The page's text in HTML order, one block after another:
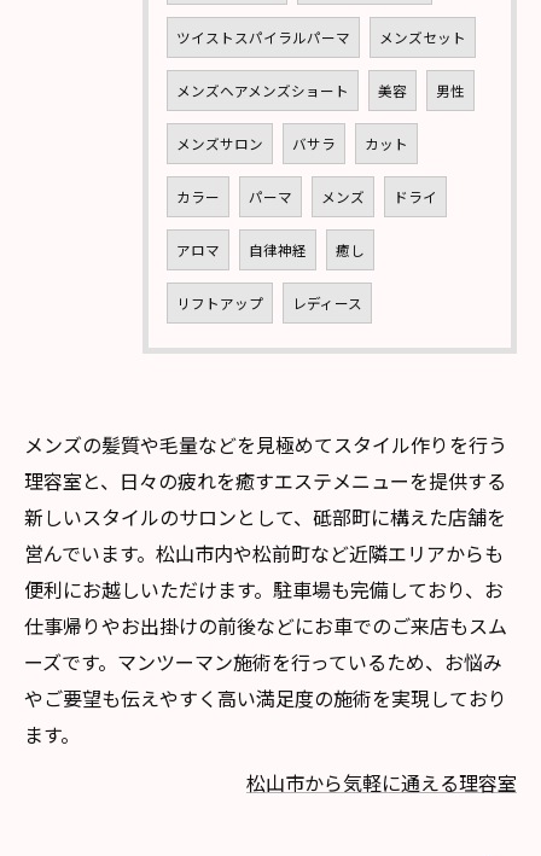
ツイストスパイラルパーマ メンズセット
メンズヘアメンズショート 美容 男性
メンズサロン バサラ カット
カラー パーマ メンズ ドライ
アロマ 自律神経 癒し
リフトアップ レディース
メンズの髪質や毛量などを見極めてスタイル作りを行う
理容室と、日々の疲れを癒すエステメニューを提供する
新しいスタイルのサロンとして、砥部町に構えた店舗を
営んでいます。松山市内や松前町など近隣エリアからも
便利にお越しいただけます。駐車場も完備しており、お
仕事帰りやお出掛けの前後などにお車でのご来店もスム
ーズです。マンツーマン施術を行っているため、お悩み
やご要望も伝えやすく高い満足度の施術を実現しており
ます。
松山市から気軽に通える理容室